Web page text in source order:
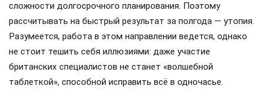
сложности долгосрочного планирования. Поэтому
рассчитывать на быстрый результат за полгода — утопия.
Разумеется, работа в этом направлении ведется, однако
не стоит тешить себя иллюзиями: даже участие
британских специалистов не станет «волшебной
таблеткой», способной исправить всё в одночасье.